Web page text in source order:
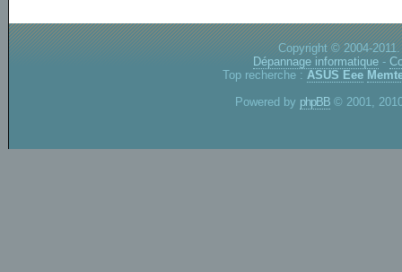
Copyright © 2004-
Dépannage informatique -
Top recherche : ASUS Eee
Powered by phpBB © 2001,